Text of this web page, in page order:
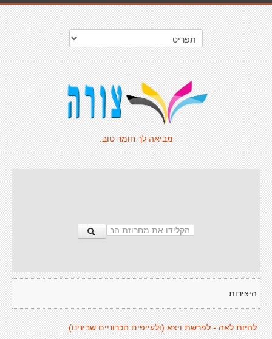
מביאה לך חומר טוב.
היצירות
להיות לאה - לפרשת ויצא (ולעייפים הכרוניים שבינינו)